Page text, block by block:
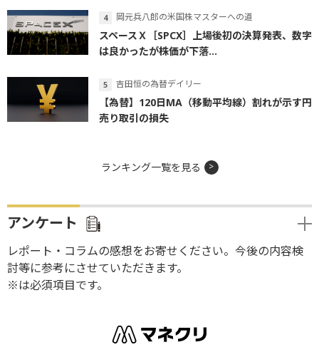
岡元兵八郎の米国株マスターへの道
スペースＸ［SPCX］上場後初の決算発表、数字
は良かったが株価が下落...
吉田恒の為替デイリー
【為替】120日MA（移動平均線）割れが示す円
売り取引の損失
ランキング一覧を見る
アンケート
レポート・コラムの感想をお寄せください。今後の内容検
討等に参考にさせていただきます。
※は必須項目です。